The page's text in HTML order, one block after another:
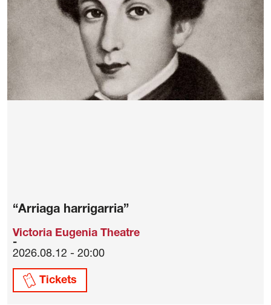
“Arriaga harrigarria”
Victoria Eugenia Theatre
2026.08.12 - 20:00
Tickets